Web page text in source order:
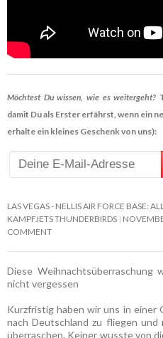
Möchtest Du wissen, wie es weitergeht?
damit Du als Erster erfährst, wenn ein
erhalte ein kleines Geschenk von uns):
LAS VEGAS - NELLIS AIR FORCE BASE:
KAMPFJETS THUNDERBIRDS
COMMENT
Diese Weihnachtsüberraschung
nicht vergessen
Kurzfristig haben wir uns in einer
nach Deutschland zu fliegen
überraschen. Keiner wusste von